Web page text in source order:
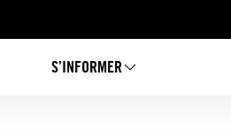
S’INFORMER